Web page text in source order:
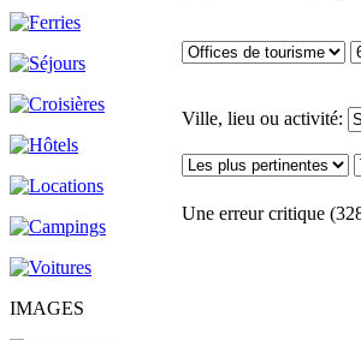
IMAGES
Ville, lieu ou activité:
Une erreur critique